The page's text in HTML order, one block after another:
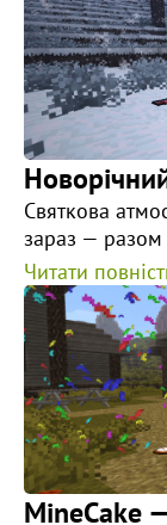
Святкова
зараз — разом
Читати
MineCake